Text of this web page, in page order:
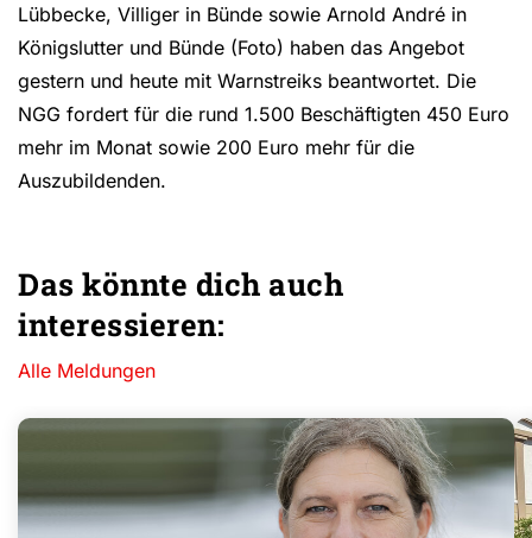
Lübbecke, Villiger in Bünde sowie Arnold André in
Königslutter und Bünde (Foto) haben das Angebot
gestern und heute mit Warnstreiks beantwortet. Die
NGG fordert für die rund 1.500 Beschäftigten 450 Euro
mehr im Monat sowie 200 Euro mehr für die
Auszubildenden.
Das könnte dich auch
interessieren:
Alle Meldungen